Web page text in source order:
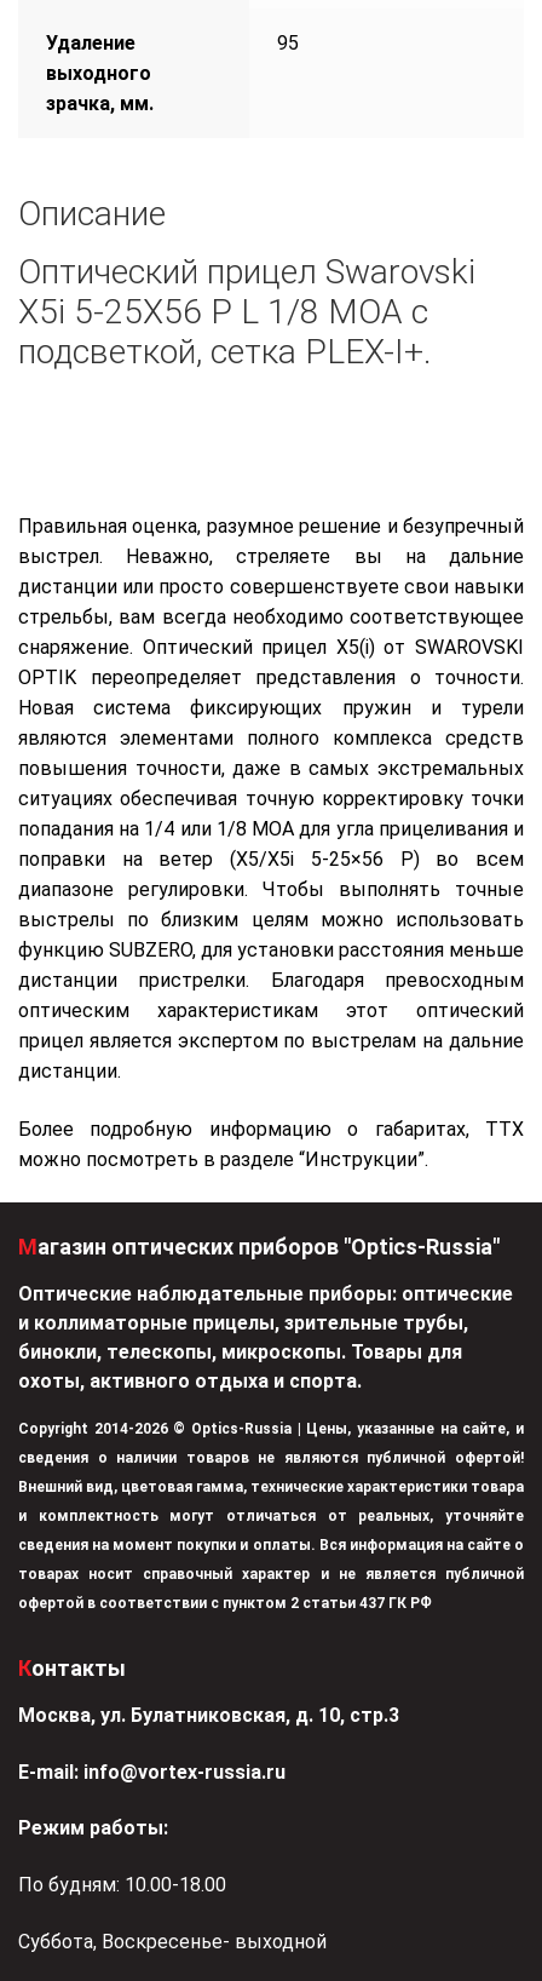
Удаление
выходного
зрачка, мм.
95
Описание
Оптический прицел Swarovski
X5i 5-25X56 P L 1/8 MOA с
подсветкой, сетка PLEX-I+.
Правильная оценка, разумное решение и безупречный
выстрел. Неважно, стреляете вы на дальние
дистанции или просто совершенствуете свои навыки
стрельбы, вам всегда необходимо соответствующее
снаряжение. Оптический прицел X5(i) от SWAROVSKI
OPTIK переопределяет представления о точности.
Новая система фиксирующих пружин и турели
являются элементами полного комплекса средств
повышения точности, даже в самых экстремальных
ситуациях обеспечивая точную корректировку точки
попадания на 1/4 или 1/8 MOA для угла прицеливания и
поправки на ветер (X5/X5i 5-25×56 P) во всем
диапазоне регулировки. Чтобы выполнять точные
выстрелы по близким целям можно использовать
функцию SUBZERO, для установки расстояния меньше
дистанции пристрелки. Благодаря превосходным
оптическим характеристикам этот оптический
прицел является экспертом по выстрелам на дальние
дистанции.
Более подробную информацию о габаритах, ТТХ
можно посмотреть в разделе “Инструкции”.
Магазин оптических приборов "Optics-Russia"
Оптические наблюдательные приборы: оптические
и коллиматорные прицелы, зрительные трубы,
бинокли, телескопы, микроскопы. Товары для
охоты, активного отдыха и спорта.
Copyright 2014-2026 © Optics-Russia | Цены, указанные на сайте, и
сведения о наличии товаров не являются публичной офертой!
Внешний вид, цветовая гамма, технические характеристики товара
и комплектность могут отличаться от реальных, уточняйте
сведения на момент покупки и оплаты. Вся информация на сайте о
товарах носит справочный характер и не является публичной
офертой в соответствии с пунктом 2 статьи 437 ГК РФ
Контакты
Москва, ул. Булатниковская, д. 10, стр.3
Е-mail: info@vortex-russia.ru
Режим работы:
По будням: 10.00-18.00
Суббота, Воскресенье- выходной